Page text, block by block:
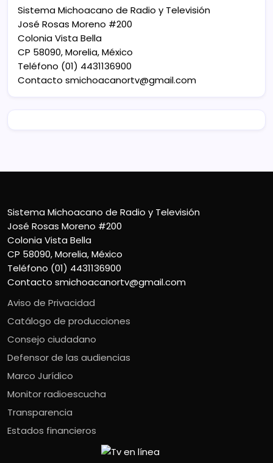
Sistema Michoacano de Radio y Televisión
José Rosas Moreno #200
Colonia Vista Bella
CP 58090, Morelia, México
Teléfono (01) 4431136900
Contacto smichoacanortv@gmail.com
Sistema Michoacano de Radio y Televisión
José Rosas Moreno #200
Colonia Vista Bella
CP 58090, Morelia, México
Teléfono (01) 4431136900
Contacto smichoacanortv@gmail.com
Aviso de Privacidad
Catálogo de producciones
Consejo ciudadano
Defensor de las audiencias
Marco Jurídico
Monitor radioescucha
Transparencia
Estados financieros